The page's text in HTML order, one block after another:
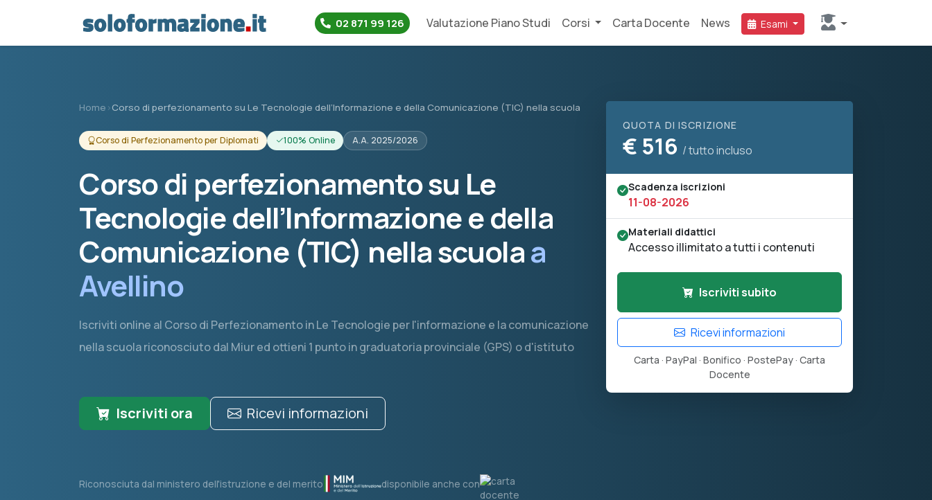
02 871 99 126 Valutazione Piano Studi Corsi Carta Docente News Esami
Home ›Corso di perfezionamento su Le Tecnologie dell’Informazione e della Comunicazione (TIC) nella scuola
Corso di Perfezionamento per Diplomati 100% Online A.A. 2025/2026
Corso di perfezionamento su Le
Tecnologie dell’Informazione e della
Comunicazione (TIC) nella scuolaa
Avellino
Iscriviti online al Corso di Perfezionamento in Le Tecnologie per l'informazione e la comunicazione
nella scuola riconosciuto dal Miur ed ottieni 1 punto in graduatoria provinciale (GPS) o d'istituto
Iscriviti ora Ricevi informazioni
Riconosciuta dal ministero dell'istruzione e del merito disponibile anche con
QUOTA DI ISCRIZIONE
€ 516 / tutto incluso
Scadenza iscrizioni
11-08-2026
Materiali didattici
Accesso illimitato a tutti i contenuti
Iscriviti subito
Ricevi informazioni
Carta · PayPal · Bonifico · PostePay · Carta
Docente